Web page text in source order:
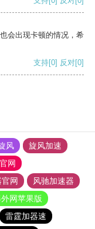
会出现卡顿的情况，希
支持[0] 反对[0]
风
旋风加速
网
网
风驰加速器
网苹果版
雷霆加器速